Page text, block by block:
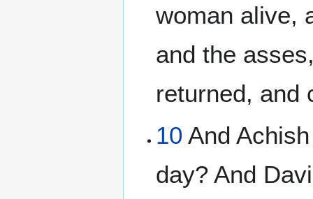
woman alive,
and the
returned, and
10 And
day? And